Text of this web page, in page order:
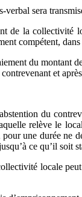
verbal sera
de la collectivité
compétent,
du montant
et
du
relève le
une durée ne
ce qu’il soit
locale